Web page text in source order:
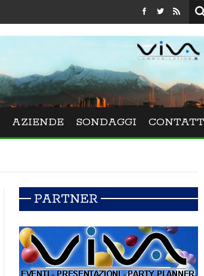
Festival La Versiliana - La
AZIENDE SONDAGGI
PARTNER